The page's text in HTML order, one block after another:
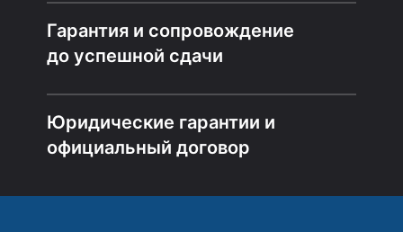
Гарантия и сопровождение
до успешной сдачи
Юридические гарантии и
официальный договор